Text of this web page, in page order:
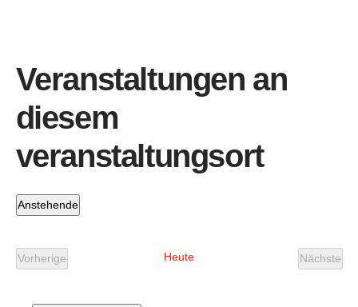
Veranstaltungen an
diesem
veranstaltungsort
Anstehende
Vorherige
Heute
Nächste